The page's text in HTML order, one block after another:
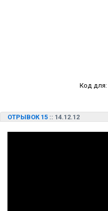
Код для:
ОТРЫВОК 15 :: 14.12.12